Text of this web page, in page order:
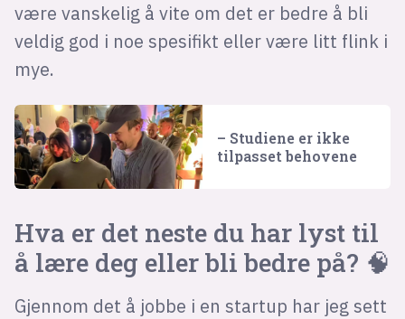
være vanskelig å vite om det er bedre å bli
veldig god i noe spesifikt eller være litt flink i
mye.
– Studiene er ikke
tilpasset behovene
Hva er det neste du har lyst til
å lære deg eller bli bedre på? 🧠
Gjennom det å jobbe i en startup har jeg sett